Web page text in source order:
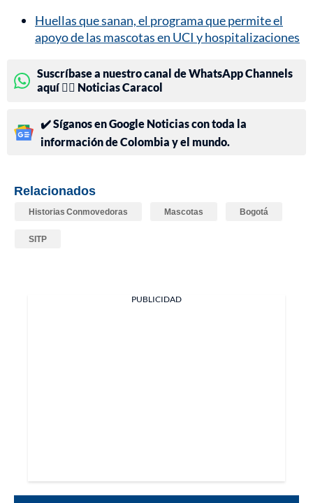
Huellas que sanan, el programa que permite el
apoyo de las mascotas en UCI y hospitalizaciones
Suscríbase a nuestro canal de WhatsApp Channels
aquí 👉🏻 Noticias Caracol
✔️ Síganos en Google Noticias con toda la
información de Colombia y el mundo.
Relacionados
Historias Conmovedoras Mascotas Bogotá
SITP
PUBLICIDAD